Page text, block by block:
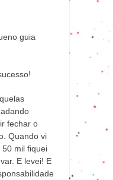
guia
fechar o
Quando vi
mil fiquei
E levei! E